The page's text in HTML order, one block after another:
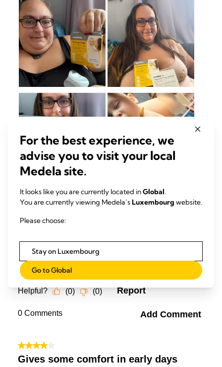
For the best experience, we
advise you to visit your local
Medela site.
It looks like you are currently located inGlobal.
You are currently viewing Medela’sLuxembourg website.
Please choose:
Stay on Luxembourg
Go to Global